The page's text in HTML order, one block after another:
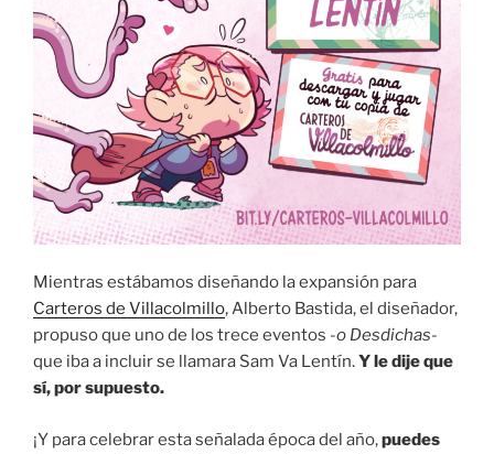
Mientras estábamos diseñando la expansión para
Carteros de Villacolmillo, Alberto Bastida, el diseñador,
propuso que uno de los trece eventos -o Desdichas-
que iba a incluir se llamara Sam Va Lentín.Y le dije que
sí, por supuesto.
¡Y para celebrar esta señalada época del año,puedes